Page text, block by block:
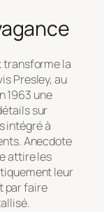
transforme la
Presley, au
1963 une
sur
intégré à
Anecdote
attire les
leur
par faire